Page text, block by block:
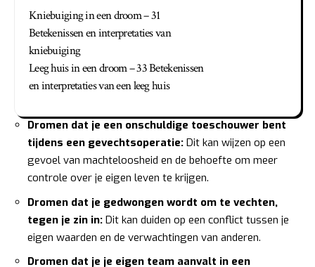
Kniebuiging in een droom – 31
Betekenissen en interpretaties van
kniebuiging
Leeg huis in een droom – 33 Betekenissen
en interpretaties van een leeg huis
Dromen dat je een onschuldige toeschouwer bent
tijdens een gevechtsoperatie: Dit kan wijzen op een
gevoel van machteloosheid en de behoefte om meer
controle over je eigen leven te krijgen.
Dromen dat je gedwongen wordt om te vechten,
tegen je zin in: Dit kan duiden op een conflict tussen je
eigen waarden en de verwachtingen van anderen.
Dromen dat je je eigen team aanvalt in een